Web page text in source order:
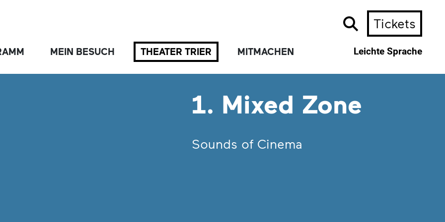
MEIN BESUCH THEATER TRIER MITMACHEN
Tickets
Leichte Sprache
1. Mixed Zone
Sounds of Cinema